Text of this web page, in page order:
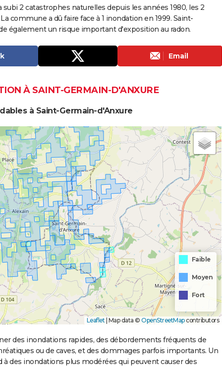
2 catastrophes naturelles depuis les années 1980, les 2
commune a dû faire face à 1 inondation en 1999. Saint-
également un risque important d'exposition au radon.
Email
À SAINT-GERMAIN-D'ANXURE
à Saint-Germain-d'Anxure
Faible
Moyen
Fort
Leaflet Map data © OpenStreetMapcontributors
des inondations rapides, des débordements fréquents de
ou de caves, et des dommages parfois importants. Un
des inondations plus modérées qui peuvent causer des